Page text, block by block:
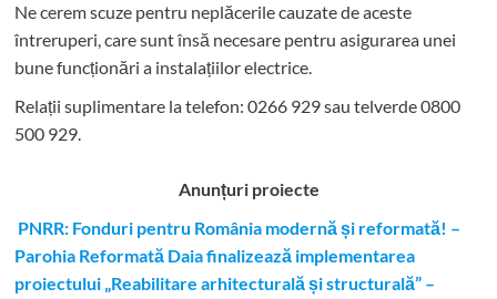
Ne cerem scuze pentru neplăcerile cauzate de aceste
întreruperi, care sunt însă necesare pentru asigurarea unei
bune funcționări a instalațiilor electrice.
Relații suplimentare la telefon: 0266 929 sau telverde 0800
500 929.
Anunțuri proiecte
PNRR: Fonduri pentru România modernă și reformată! –
Parohia Reformată Daia finalizează implementarea
proiectului „Reabilitare arhitecturală și structurală” –